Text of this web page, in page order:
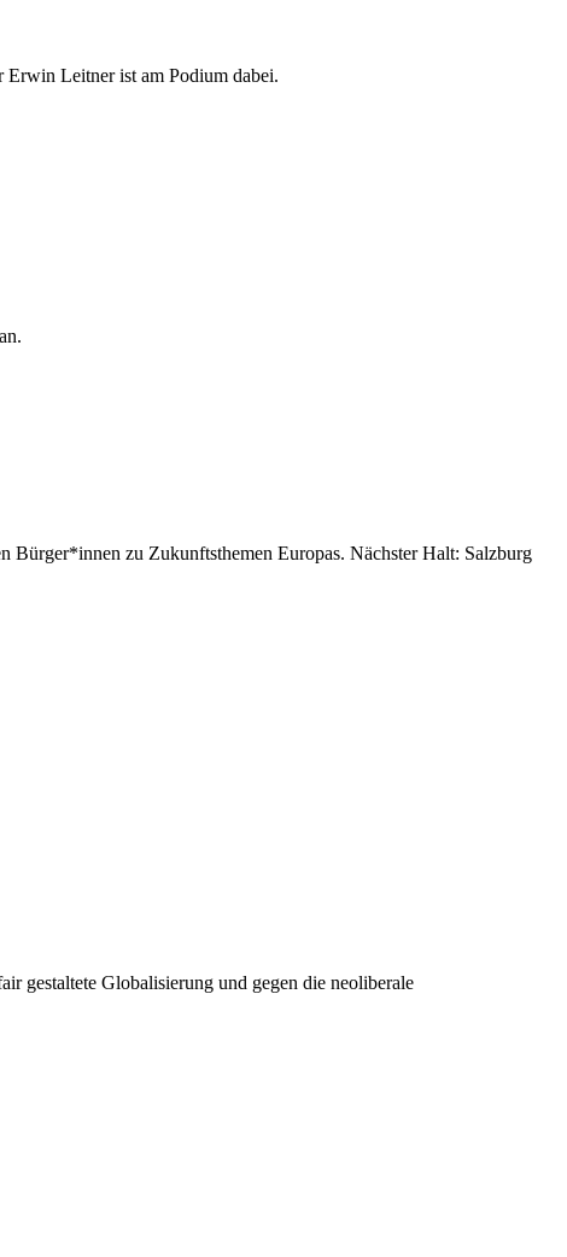
Leitner ist am Podium dabei.
Bürger*innen zu Zukunftsthemen Europas. Nächster Halt: Salzburg
gestaltete Globalisierung und gegen die neoliberale